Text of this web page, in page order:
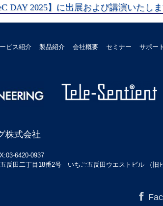
DAY 2025】に出展および講演いたし
ビス紹介 製品紹介 会社概要 セミナー サポート
株式会社
6420-0937
反田二丁目18番2号 いちご五反田ウエストビル （旧